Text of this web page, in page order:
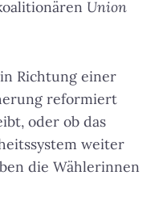
Union
Richtung einer
reformiert
oder ob das
weiter
die Wählerinnen